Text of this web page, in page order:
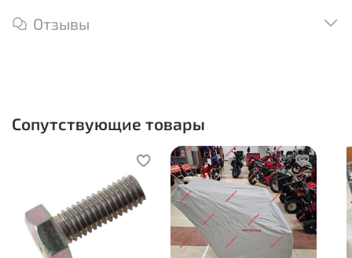
Отзывы
Сопутствующие товары